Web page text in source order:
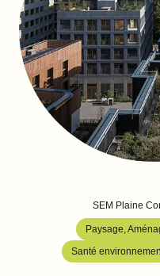
SEM Plaine
Paysage,
Santé